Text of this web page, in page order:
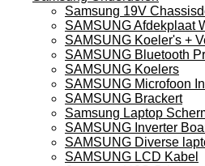
Samsung 19V
SAMSUNG Afdekplaat
SAMSUNG Koeler's +
SAMSUNG Bluetooth
SAMSUNG Koelers
SAMSUNG Microfoon
SAMSUNG Brackert
Samsung Laptop
SAMSUNG Inverter
SAMSUNG Diverse
SAMSUNG LCD Kabel